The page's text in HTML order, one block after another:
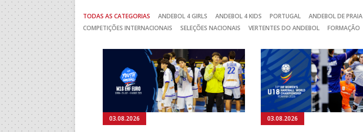
TODAS AS CATEGORIAS ANDEBOL 4 GIRLS ANDEBOL 4 KIDS PORTUGAL ANDEBOL DE PRAIA
COMPETIÇÕES INTERNACIONAIS
SELEÇÕES NACIONAIS VERTENTES DO ANDEBOL FORMAÇÃO
03.08.2026 03.08.2026